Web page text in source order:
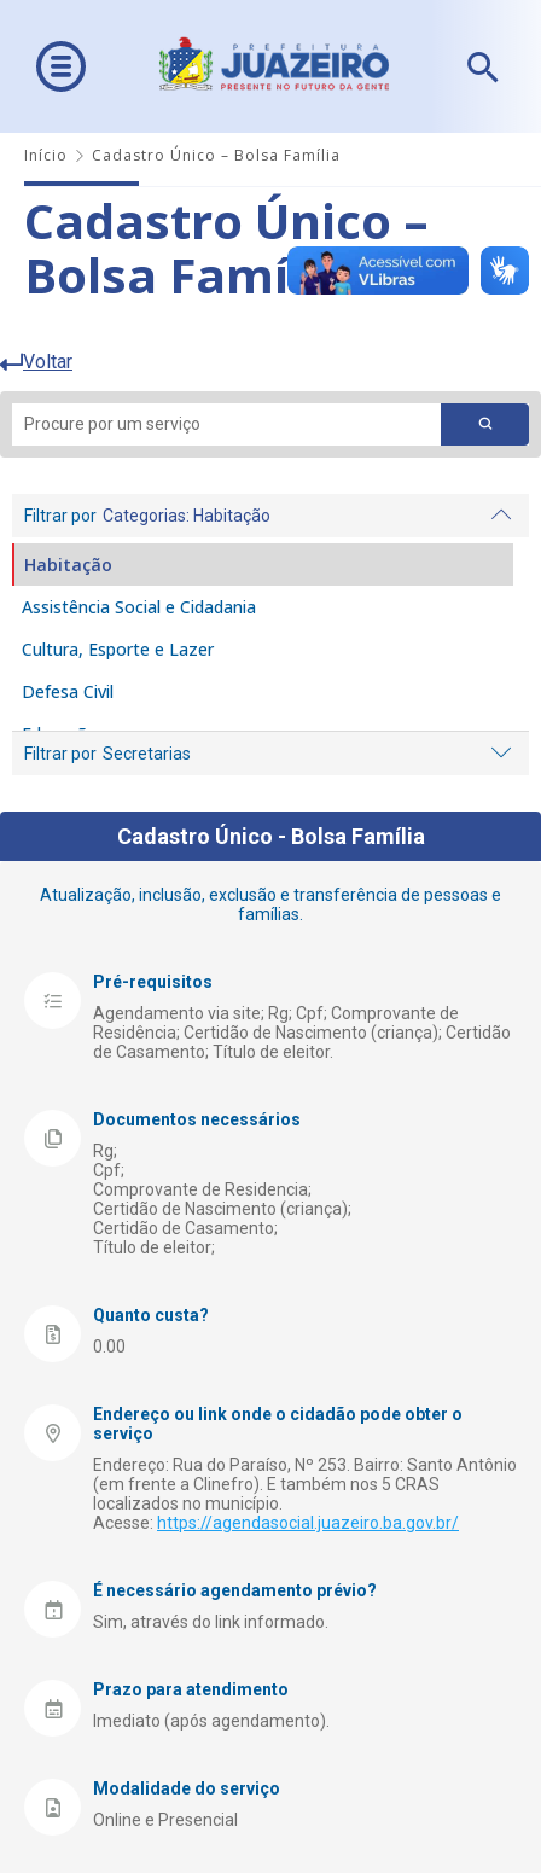
Início Cadastro Único – Bolsa Família
Cadastro Único –
Bolsa Família
Voltar
Filtrar por Categorias: Habitação
Filtrar por Secretarias
Assistência Social e Cidadania
Cultura, Esporte e Lazer
Defesa Civil
Educação
Fiscalização e Denúncia
Habitação
Iluminação Pública
Licenciamento e Alvarás
Meio Ambiente
Obras Públicas
Registro de Empresas
Saúde
Segurança
Transporte e Trânsito
Cadastro Único - Bolsa Família
Atualização, inclusão, exclusão e transferência de pessoas e
famílias.
Pré-requisitos
Agendamento via site; Rg; Cpf; Comprovante de
Residência; Certidão de Nascimento (criança); Certidão
de Casamento; Título de eleitor.
Documentos necessários
Rg;
Cpf;
Comprovante de Residencia;
Certidão de Nascimento (criança);
Certidão de Casamento;
Título de eleitor;
Quanto custa?
0.00
Endereço ou link onde o cidadão pode obter o
serviço
Endereço: Rua do Paraíso, Nº 253. Bairro: Santo Antônio
(em frente a Clinefro). E também nos 5 CRAS
localizados no município.
Acesse: https://agendasocial.juazeiro.ba.gov.br/
É necessário agendamento prévio?
Sim, através do link informado.
Prazo para atendimento
Imediato (após agendamento).
Modalidade do serviço
Online e Presencial